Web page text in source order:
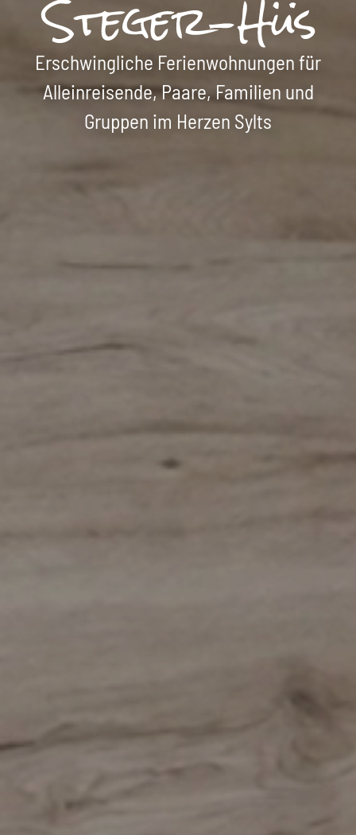
Erschwingliche Ferienwohnungen für
Alleinreisende, Paare, Familien und
Gruppen im Herzen Sylts